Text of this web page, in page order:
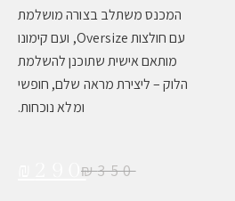
המכנס משתלב בצורה מושלמת
עם חולצות Oversize, ועם קימונו
מותאם אישית שתוכנן להשלמת
הלוק – ליצירת מראה שלם, חופשי
ומלא נוכחות.
₪350
290